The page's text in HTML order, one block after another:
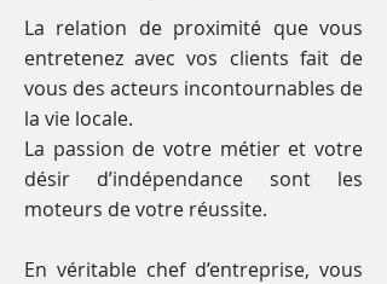
La relation de proximité que vous
entretenez avec vos clients fait de
vous des acteurs incontournables de
la vie locale.
La passion de votre métier et votre
désir d’indépendance sont les
moteurs de votre réussite.
En véritable chef d’entreprise, vous